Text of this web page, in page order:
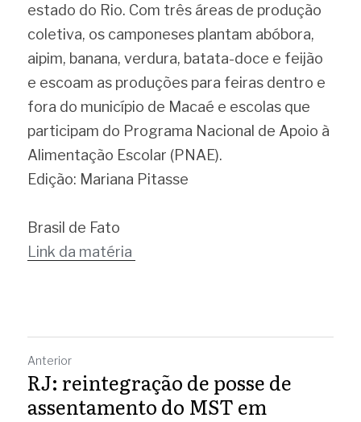
estado do Rio. Com três áreas de produção
coletiva, os camponeses plantam abóbora,
aipim, banana, verdura, batata-doce e feijão
e escoam as produções para feiras dentro e
fora do município de Macaé e escolas que
participam do Programa Nacional de Apoio à
Alimentação Escolar (PNAE).
Edição: Mariana Pitasse
Brasil de Fato
Link da matéria
Anterior
RJ: reintegração de posse de
assentamento do MST em